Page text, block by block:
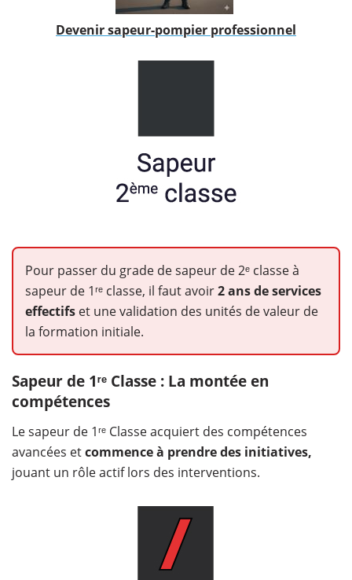
Devenir sapeur-pompier professionnel
Pour passer du grade de sapeur de 2ᵉ classe à
sapeur de 1ʳᵉ classe, il faut avoir2 ans de services
effectifs et une validation des unités de valeur de
la formation initiale.
Sapeur de 1ʳᵉ Classe : La montée en
compétences
Le sapeur de 1ʳᵉ Classe acquiert des compétences
avancées etcommence à prendre des initiatives,
jouant un rôle actif lors des interventions.